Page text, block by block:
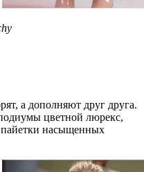
а дополняют друг друга.
цветной люрекс,
насыщенных